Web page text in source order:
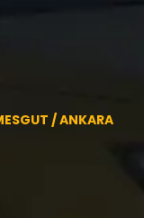
/ ANKARA